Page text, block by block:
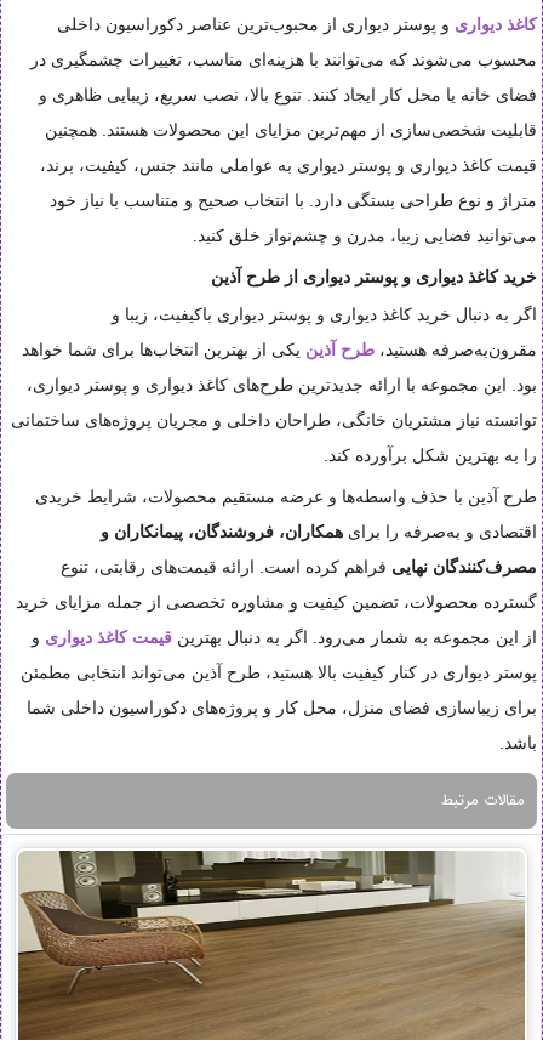
کاغذ دیواری و پوستر دیواری از محبوب‌ترین عناصر دکوراسیون داخلی
محسوب می‌شوند که می‌توانند با هزینه‌ای مناسب، تغییرات چشمگیری در
فضای خانه یا محل کار ایجاد کنند. تنوع بالا، نصب سریع، زیبایی ظاهری و
قابلیت شخصی‌سازی از مهم‌ترین مزایای این محصولات هستند. همچنین
قیمت کاغذ دیواری و پوستر دیواری به عواملی مانند جنس، کیفیت، برند،
متراژ و نوع طراحی بستگی دارد. با انتخاب صحیح و متناسب با نیاز خود
می‌توانید فضایی زیبا، مدرن و چشم‌نواز خلق کنید.
خرید کاغذ دیواری و پوستر دیواری از طرح آذین
اگر به دنبال خرید کاغذ دیواری و پوستر دیواری باکیفیت، زیبا و
مقرون‌به‌صرفه هستید، طرح آذین یکی از بهترین انتخاب‌ها برای شما خواهد
بود. این مجموعه با ارائه جدیدترین طرح‌های کاغذ دیواری و پوستر دیواری،
توانسته نیاز مشتریان خانگی، طراحان داخلی و مجریان پروژه‌های ساختمانی
را به بهترین شکل برآورده کند.
طرح آذین با حذف واسطه‌ها و عرضه مستقیم محصولات، شرایط خریدی
اقتصادی و به‌صرفه را برای همکاران، فروشندگان، پیمانکاران و
مصرف‌کنندگان نهایی فراهم کرده است. ارائه قیمت‌های رقابتی، تنوع
گسترده محصولات، تضمین کیفیت و مشاوره تخصصی از جمله مزایای خرید
از این مجموعه به شمار می‌رود. اگر به دنبال بهترین قیمت کاغذ دیواری و
پوستر دیواری در کنار کیفیت بالا هستید، طرح آذین می‌تواند انتخابی مطمئن
برای زیباسازی فضای منزل، محل کار و پروژه‌های دکوراسیون داخلی شما
باشد.
مقالات مرتبط